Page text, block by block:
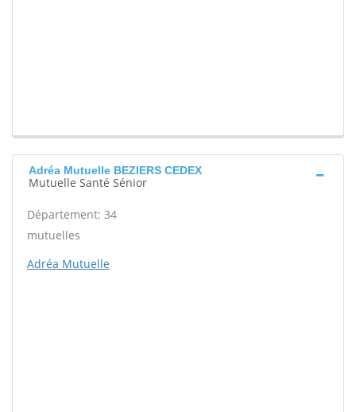
Adréa Mutuelle BEZIERS CEDEX
Mutuelle Santé Sénior
Département: 34
mutuelles
Adréa Mutuelle